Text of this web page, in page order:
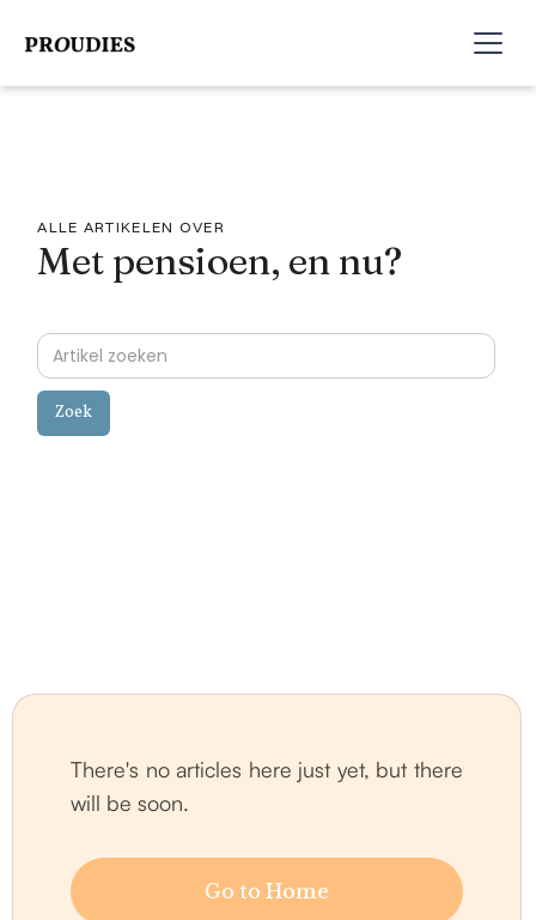
ALLE ARTIKELEN OVER
Met pensioen, en nu?
There's no articles here just yet, but there
will be soon.
Go to Home